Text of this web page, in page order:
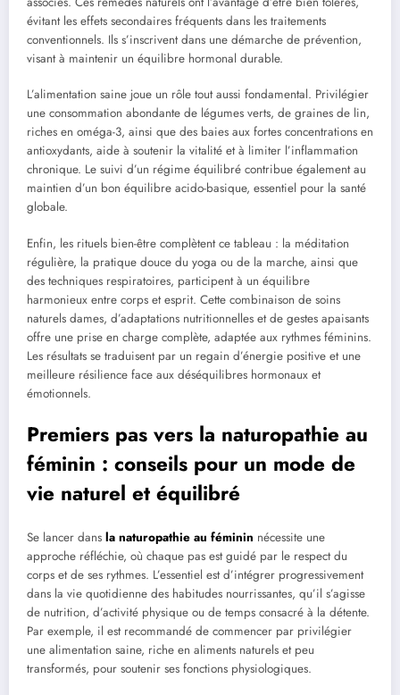
évitant les effets secondaires fréquents dans les traitements
conventionnels. Ils s’inscrivent dans une démarche de prévention,
visant à maintenir un équilibre hormonal durable.
L’alimentation saine joue un rôle tout aussi fondamental. Privilégier
une consommation abondante de légumes verts, de graines de lin,
riches en oméga-3, ainsi que des baies aux fortes concentrations en
antioxydants, aide à soutenir la vitalité et à limiter l’inflammation
chronique. Le suivi d’un régime équilibré contribue également au
maintien d’un bon équilibre acido-basique, essentiel pour la santé
globale.
Enfin, les rituels bien-être complètent ce tableau : la méditation
régulière, la pratique douce du yoga ou de la marche, ainsi que
des techniques respiratoires, participent à un équilibre
harmonieux entre corps et esprit. Cette combinaison de soins
naturels dames, d’adaptations nutritionnelles et de gestes apaisants
offre une prise en charge complète, adaptée aux rythmes féminins.
Les résultats se traduisent par un regain d’énergie positive et une
meilleure résilience face aux déséquilibres hormonaux et
émotionnels.
Premiers pas vers la naturopathie au
féminin : conseils pour un mode de
vie naturel et équilibré
Se lancer dans la naturopathie au féminin nécessite une
approche réfléchie, où chaque pas est guidé par le respect du
corps et de ses rythmes. L’essentiel est d’intégrer progressivement
dans la vie quotidienne des habitudes nourrissantes, qu’il s’agisse
de nutrition, d’activité physique ou de temps consacré à la détente.
Par exemple, il est recommandé de commencer par privilégier
une alimentation saine, riche en aliments naturels et peu
transformés, pour soutenir ses fonctions physiologiques.